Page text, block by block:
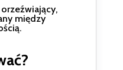
między